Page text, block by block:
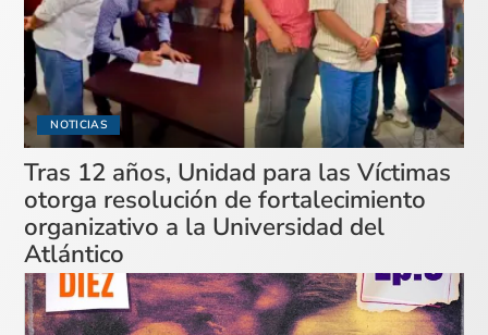
NOTICIAS
Tras 12 años, Unidad para las Víctimas
otorga resolución de fortalecimiento
organizativo a la Universidad del
Atlántico